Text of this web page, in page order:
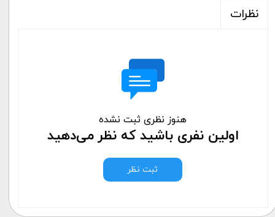
نظرات
هنوز نظری ثبت نشده
اولین نفری باشید که نظر می‌دهید
ثبت نظر